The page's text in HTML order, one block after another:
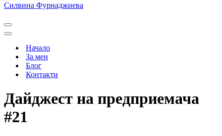
Силвина Фурнаджиева
Навигационно
меню
Навигационно
Начало
За мен
Блог
Контакти
Дайджест на предприемача
#21